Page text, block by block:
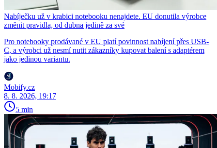
Nabíječku už v krabici notebooku nenajdete. EU donutila výrobce
změnit pravidla, od dubna jedině za své
Pro notebooky prodávané v EU platí povinnost nabíjení přes USB-
C, a výrobci už nesmí nutit zákazníky kupovat balení s adaptérem
jako jedinou variantu.
Mobify.cz
8. 8. 2026, 19:17
5 min